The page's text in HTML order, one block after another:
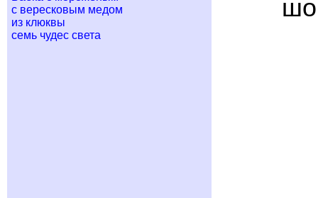
с вересковым медом
из клюквы
семь чудес света